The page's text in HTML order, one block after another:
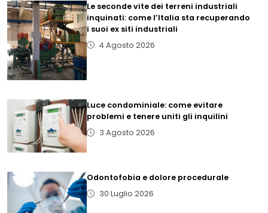
Le seconde vite dei terreni industriali
inquinati: come l’Italia sta recuperando
i suoi ex siti industriali
4 Agosto 2026
Luce condominiale: come evitare
problemi e tenere uniti gli inquilini
3 Agosto 2026
Odontofobia e dolore procedurale
30 Luglio 2026